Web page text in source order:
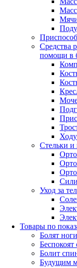
Средства
помощи в
Стельки и
Уход за
Товары по
Болят ноги
Беспокоят
Болит
Будущим